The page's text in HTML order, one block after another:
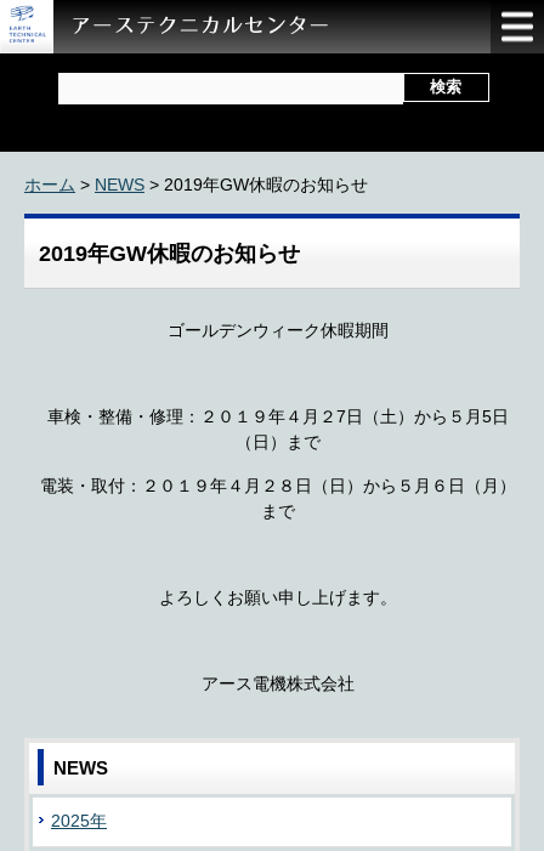
ホーム > NEWS > 2019年GW休暇のお知らせ
2019年GW休暇のお知らせ
ゴールデンウィーク休暇期間
車検・整備・修理：２０１９年４月２7日（土）から５月5日
（日）まで
電装・取付：２０１９年４月２８日（日）から５月６日（月）
まで
よろしくお願い申し上げます。
アース電機株式会社
NEWS
2025年